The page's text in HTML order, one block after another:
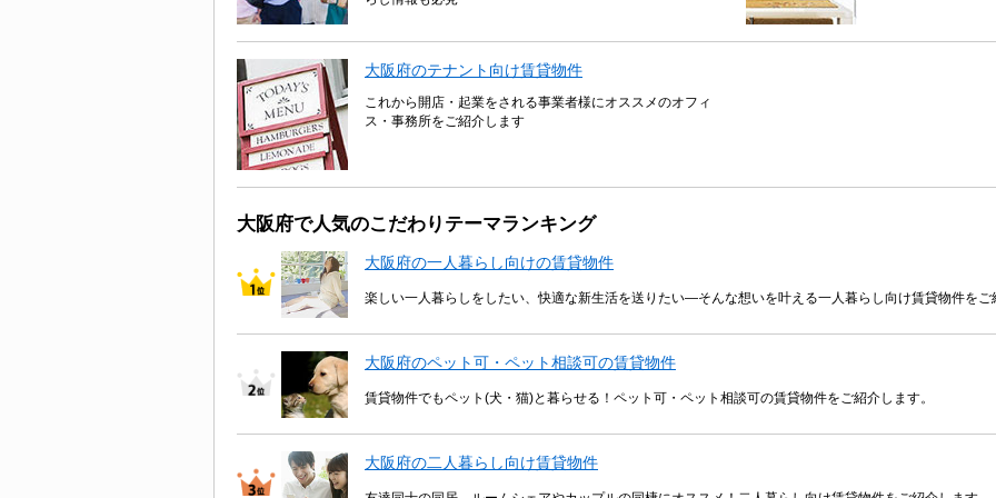
大阪府のテナント向け賃貸物件
これから開店・起業をされる事業者様にオススメのオフィ
ス・事務所をご紹介します
大阪府で人気のこだわりテーマランキング
大阪府の一人暮らし向けの賃貸物件
楽しい一人暮らしをしたい、快適な新生活を送りたい―そんな想いを叶える一人暮らし向け賃貸物件をご
大阪府のペット可・ペット相談可の賃貸物件
賃貸物件でもペット(犬・猫)と暮らせる！ペット可・ペット相談可の賃貸物件をご紹介します。
大阪府の二人暮らし向け賃貸物件